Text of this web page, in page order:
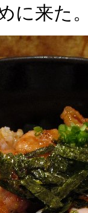
に来た